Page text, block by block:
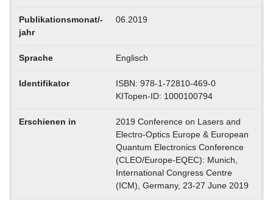
Publikationsmonat/-
jahr
06.2019
Sprache Englisch
Identifikator
ISBN: 978-1-72810-469-0
KITopen-ID: 1000100794
Erschienen in
2019 Conference on Lasers and
Electro-Optics Europe & European
Quantum Electronics Conference
(CLEO/Europe-EQEC): Munich,
International Congress Centre
(ICM), Germany, 23-27 June 2019